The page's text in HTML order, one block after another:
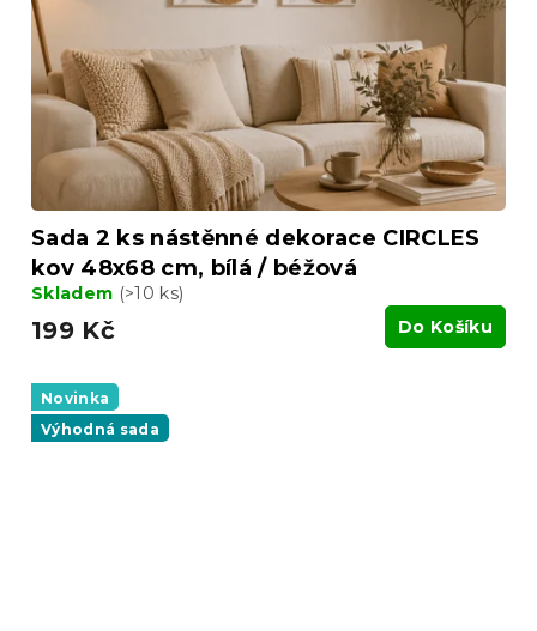
Sada 2 ks nástěnné dekorace CIRCLES
kov 48x68 cm, bílá / béžová
Skladem (>10 ks)
199 Kč Do Košíku
Novinka
Výhodná sada